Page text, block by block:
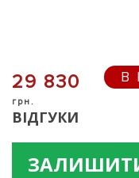
29 830
грн.
В
ВІДГУКИ